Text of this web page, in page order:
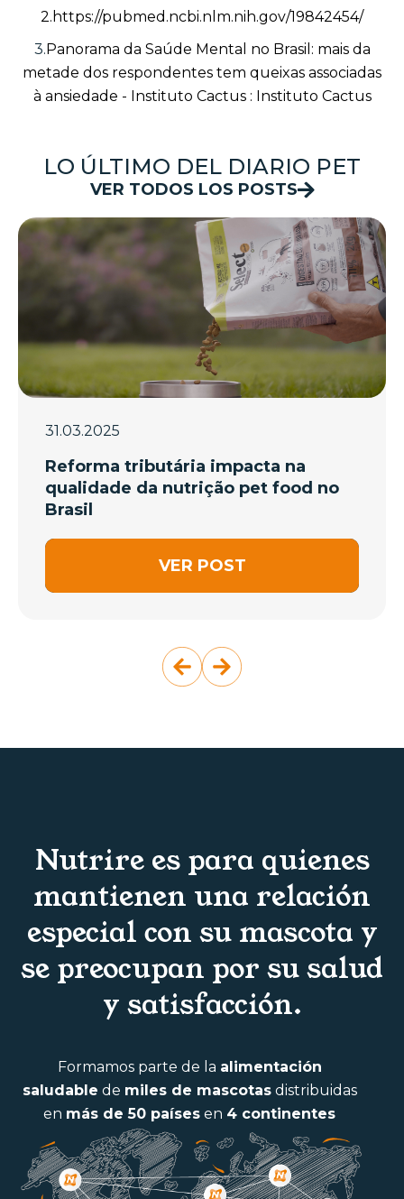
2.https://pubmed.ncbi.nlm.nih.gov/19842454/
3.Panorama da Saúde Mental no Brasil: mais da
metade dos respondentes tem queixas associadas
à ansiedade - Instituto Cactus : Instituto Cactus
LO ÚLTIMO DEL DIARIO PET
VER TODOS LOS POSTS
31.03.2025
Reforma tributária impacta na
qualidade da nutrição pet food no
Brasil
VER POST
Nutrire es para quienes
mantienen una relación
especial con su mascota y
se preocupan por su salud
y satisfacción.
Formamos parte de la alimentación
saludable de miles de mascotasdistribuidas
en más de 50 países en 4 continentes